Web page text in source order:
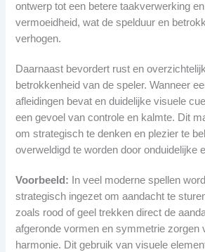
ontwerp tot een betere taakverwerking
vermoeidheid, wat de spelduur en
verhogen.
Daarnaast bevordert rust en
betrokkenheid van de speler. Wanneer
afleidingen bevat en duidelijke visuele
een gevoel van controle en kalmte. Dit
om strategisch te denken en plezier te
overweldigd te worden door onduidelijke
Voorbeeld: In veel moderne spellen
strategisch ingezet om aandacht te
zoals rood of geel trekken direct de
afgeronde vormen en symmetrie zorgen
harmonie. Dit gebruik van visuele